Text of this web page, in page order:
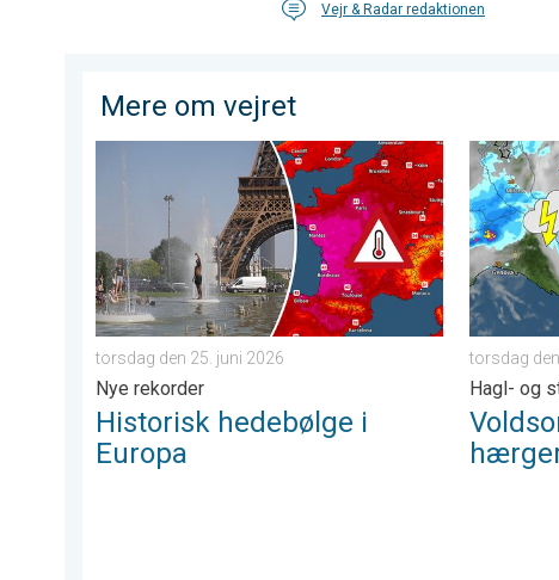
Vejr & Radar redaktionen
Mere om vejret
Historisk hedebølge i Europa. Nye rekorder. . . torsdag
torsdag den 25. juni 2026
Nye rekorder
Historisk hedebølge i
Europa
torsdag
Hagl- og